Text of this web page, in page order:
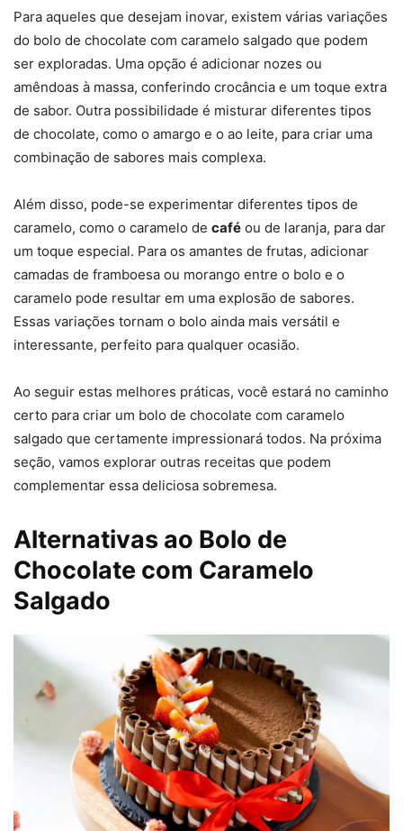
Para aqueles que desejam inovar, existem várias variações
do bolo de chocolate com caramelo salgado que podem
ser exploradas. Uma opção é adicionar nozes ou
amêndoas à massa, conferindo crocância e um toque extra
de sabor. Outra possibilidade é misturar diferentes tipos
de chocolate, como o amargo e o ao leite, para criar uma
combinação de sabores mais complexa.
Além disso, pode-se experimentar diferentes tipos de
caramelo, como o caramelo de café ou de laranja, para dar
um toque especial. Para os amantes de frutas, adicionar
camadas de framboesa ou morango entre o bolo e o
caramelo pode resultar em uma explosão de sabores.
Essas variações tornam o bolo ainda mais versátil e
interessante, perfeito para qualquer ocasião.
Ao seguir estas melhores práticas, você estará no caminho
certo para criar um bolo de chocolate com caramelo
salgado que certamente impressionará todos. Na próxima
seção, vamos explorar outras receitas que podem
complementar essa deliciosa sobremesa.
Alternativas ao Bolo de
Chocolate com Caramelo
Salgado